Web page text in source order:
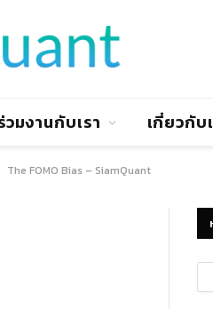
วมงานกับเรา เกี่ยวกับ
The FOMO Bias – SiamQuant
ห
หมู่